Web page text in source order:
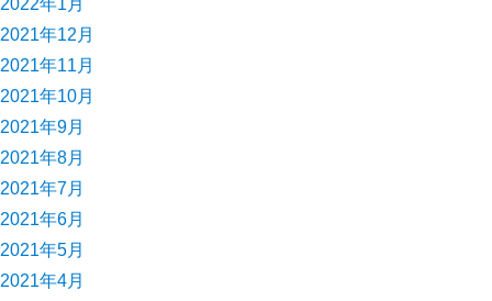
2022年1月
2021年12月
2021年11月
2021年10月
2021年9月
2021年8月
2021年7月
2021年6月
2021年5月
2021年4月